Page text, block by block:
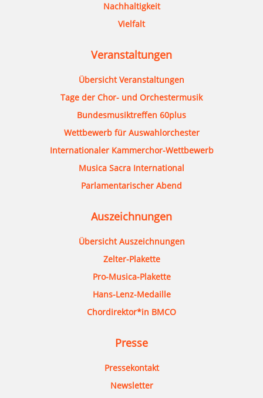
Nachhaltigkeit
Vielfalt
Veranstaltungen
Übersicht Veranstaltungen
Tage der Chor- und Orchestermusik
Bundesmusiktreffen 60plus
Wettbewerb für Auswahlorchester
Internationaler Kammerchor-Wettbewerb
Musica Sacra International
Parlamentarischer Abend
Auszeichnungen
Übersicht Auszeichnungen
Zelter-Plakette
Pro-Musica-Plakette
Hans-Lenz-Medaille
Chordirektor*in BMCO
Presse
Pressekontakt
Newsletter